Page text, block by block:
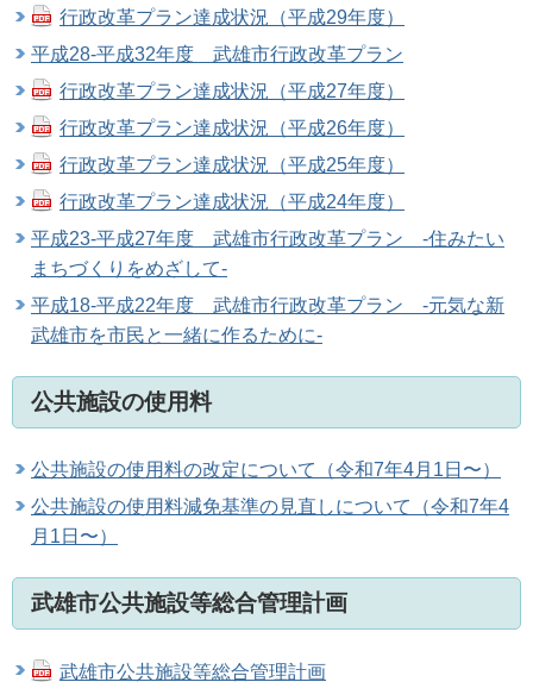
行政改革プラン達成状況（平成29年度）
平成28-平成32年度 武雄市行政改革プラン
行政改革プラン達成状況（平成27年度）
行政改革プラン達成状況（平成26年度）
行政改革プラン達成状況（平成25年度）
行政改革プラン達成状況（平成24年度）
平成23-平成27年度 武雄市行政改革プラン -住みたい
まちづくりをめざして-
平成18-平成22年度 武雄市行政改革プラン -元気な新
武雄市を市民と一緒に作るために-
公共施設の使用料
公共施設の使用料の改定について（令和7年4月1日〜）
公共施設の使用料減免基準の見直しについて（令和7年4
月1日〜）
武雄市公共施設等総合管理計画
武雄市公共施設等総合管理計画